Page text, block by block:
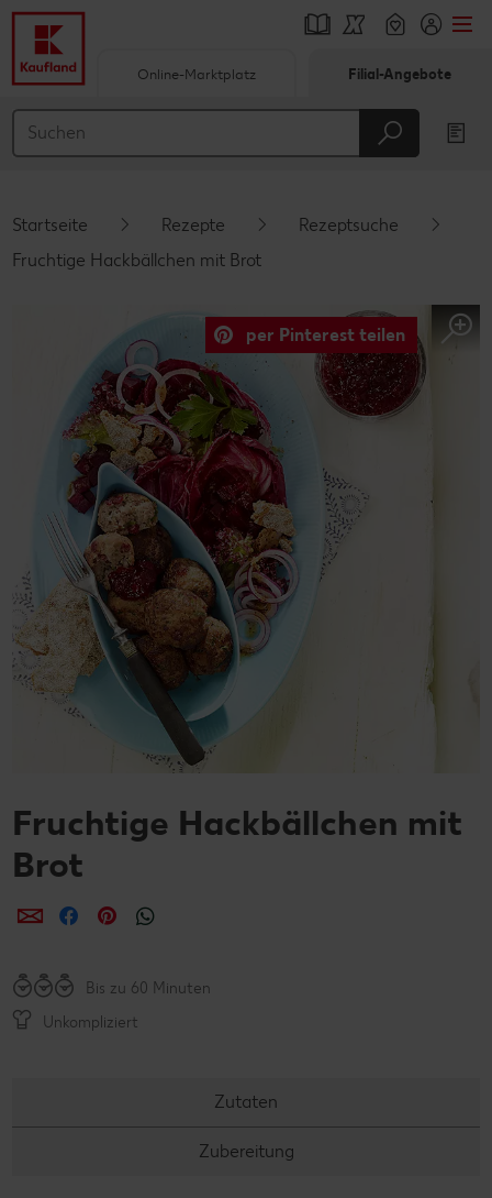
Hauptinhalt
Schwebender Seitenbereich
Online-Marktplatz Filial-Angebote
Startseite Rezepte
Rezeptsuche
Fruchtige Hackbällchen mit Brot
per Pinterest teilen
Fruchtige Hackbällchen mit
Brot
per E-Mail teilen
per Facebook teilen
per Pinterest teilen
Bis zu 60 Minuten
Unkompliziert
Zutaten
Zubereitung